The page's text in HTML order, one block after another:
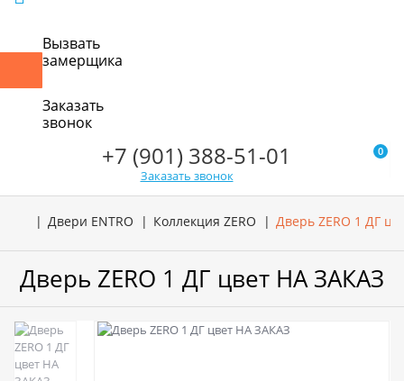
Вызвать
замерщика
Заказать
звонок
+7 (901) 388-51-01
Заказать звонок
0
Двери ENTRO Коллекция ZERO Дверь ZERO 1 ДГ
Дверь ZERO 1 ДГ цвет НА ЗАКАЗ